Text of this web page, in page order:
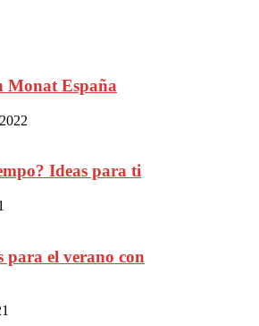
Monat España
Ideas para ti
para el verano con